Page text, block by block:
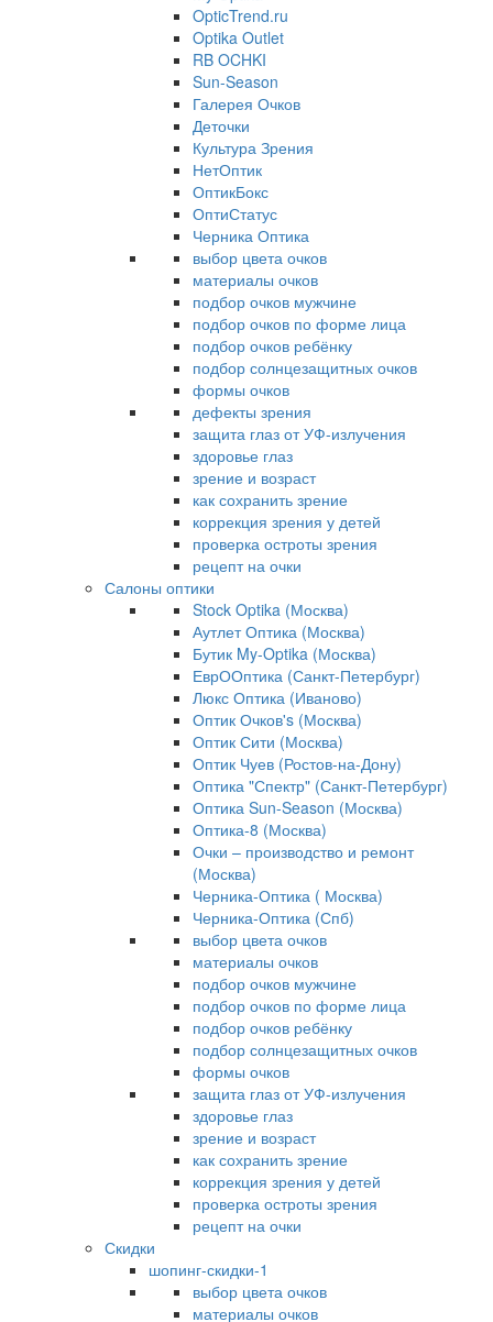
OpticTrend.ru
Optika Outlet
RB OCHKI
Sun-Season
Галерея Очков
Деточки
Культура Зрения
НетОптик
ОптикБокс
ОптиСтатус
Черника Оптика
выбор цвета очков
материалы очков
подбор очков мужчине
подбор очков по форме лица
подбор очков ребёнку
подбор солнцезащитных очков
формы очков
дефекты зрения
защита глаз от УФ-излучения
здоровье глаз
зрение и возраст
как сохранить зрение
коррекция зрения у детей
проверка остроты зрения
рецепт на очки
Салоны оптики
Stock Optika (Москва)
Аутлет Оптика (Москва)
Бутик My-Optika (Москва)
ЕврООптика (Санкт-Петербург)
Люкс Оптика (Иваново)
Оптик Очков's (Москва)
Оптик Сити (Москва)
Оптик Чуев (Ростов-на-Дону)
Оптика "Спектр" (Санкт-Петербург)
Оптика Sun-Season (Москва)
Оптика-8 (Москва)
Очки – производство и ремонт
(Москва)
Черника-Оптика ( Москва)
Черника-Оптика (Спб)
выбор цвета очков
материалы очков
подбор очков мужчине
подбор очков по форме лица
подбор очков ребёнку
подбор солнцезащитных очков
формы очков
защита глаз от УФ-излучения
здоровье глаз
зрение и возраст
как сохранить зрение
коррекция зрения у детей
проверка остроты зрения
рецепт на очки
Скидки
шопинг-скидки-1
выбор цвета очков
материалы очков